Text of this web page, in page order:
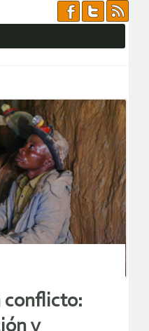
conflicto:
y